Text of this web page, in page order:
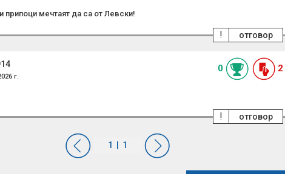
припоци мечтаят да са от Левски!
отговор
!
г.
0 2
отговор
!